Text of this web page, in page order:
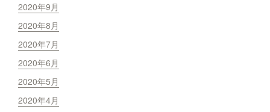
2020年9月
2020年8月
2020年7月
2020年6月
2020年5月
2020年4月